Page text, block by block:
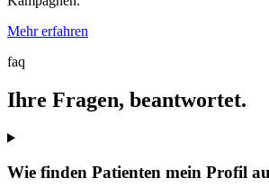
Mehr erfahren
faq
Ihre Fragen, beantwortet.
Wie finden Patienten mein Profil